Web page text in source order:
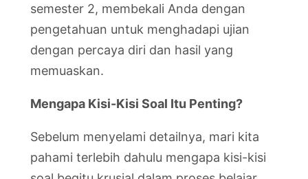
semester 2, membekali Anda dengan
pengetahuan untuk menghadapi ujian
dengan percaya diri dan hasil yang
memuaskan.
Mengapa Kisi-Kisi Soal Itu Penting?
Sebelum menyelami detailnya, mari kita
pahami terlebih dahulu mengapa kisi-kisi